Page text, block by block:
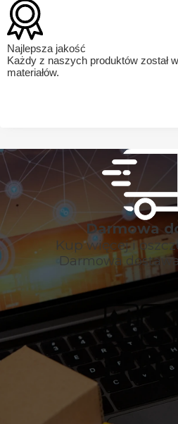
Najlepsza jakość
Każdy z naszych produktów został
materiałów.
Darmowa
Kup więcej i
Darmowa